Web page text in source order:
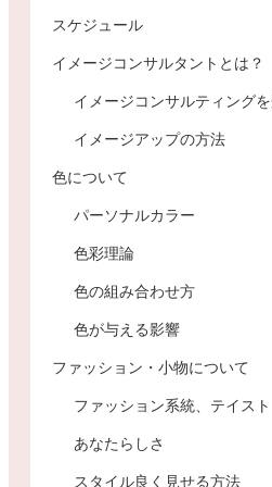
スケジュール
イメージコンサルタントとは？
イメージコンサルティング
イメージアップの方法
色について
パーソナルカラー
色彩理論
色の組み合わせ方
色が与える影響
ファッション・小物について
ファッション系統、テイスト
あなたらしさ
スタイル良く見せる方法